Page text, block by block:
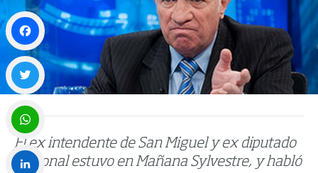
El ex intendente de San Miguel y ex diputado
nacional estuvo en Mañana Sylvestre, y habló
Facebook
Twitter
WhatsApp